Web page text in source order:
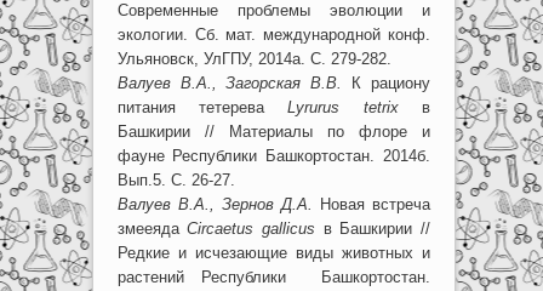
Современные проблемы эволюции и
экологии. Сб. мат. международной конф.
Ульяновск, УлГПУ, 2014а. С. 279-282.
Валуев В.А., Загорская В.В.
К рациону
питания тетереваLyrurus tetriхв
Башкирии // Материалы по флоре и
фауне Республики Башкортостан. 2014б.
Вып.5. С. 26-27.
Валуев В.А., Зернов Д.А.
Новая встреча
змееядаCircaetus gallicus в Башкирии //
Редкие и исчезающие виды животных и
растений Республики Башкортостан.